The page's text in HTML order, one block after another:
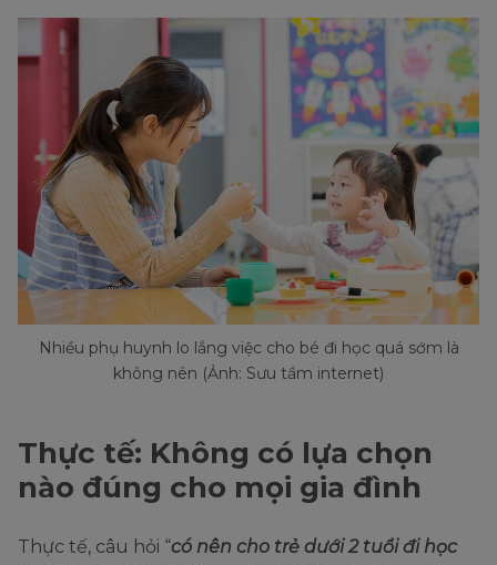
Nhiều phụ huynh lo lắng việc cho bé đi học quá sớm là
không nên (Ảnh: Sưu tầm internet)
Thực tế: Không có lựa chọn
nào đúng cho mọi gia đình
Thực tế, câu hỏi “có nên cho trẻ dưới 2 tuổi đi học